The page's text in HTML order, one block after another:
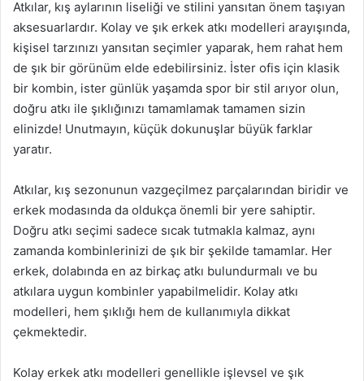
Atkılar, kış aylarının liseliği ve stilini yansıtan önem taşıyan
aksesuarlardır. Kolay ve şık erkek atkı modelleri arayışında,
kişisel tarzınızı yansıtan seçimler yaparak, hem rahat hem
de şık bir görünüm elde edebilirsiniz. İster ofis için klasik
bir kombin, ister günlük yaşamda spor bir stil arıyor olun,
doğru atkı ile şıklığınızı tamamlamak tamamen sizin
elinizde! Unutmayın, küçük dokunuşlar büyük farklar
yaratır.
Atkılar, kış sezonunun vazgeçilmez parçalarından biridir ve
erkek modasında da oldukça önemli bir yere sahiptir.
Doğru atkı seçimi sadece sıcak tutmakla kalmaz, aynı
zamanda kombinlerinizi de şık bir şekilde tamamlar. Her
erkek, dolabında en az birkaç atkı bulundurmalı ve bu
atkılara uygun kombinler yapabilmelidir. Kolay atkı
modelleri, hem şıklığı hem de kullanımıyla dikkat
çekmektedir.
Kolay erkek atkı modelleri genellikle işlevsel ve şık